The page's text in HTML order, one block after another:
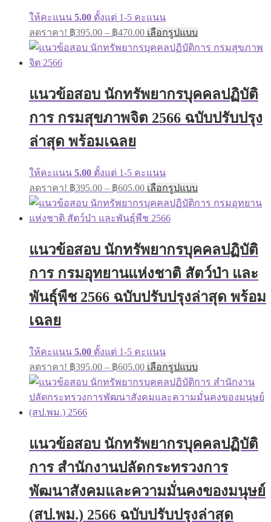
ให้คะแนน 5.00 ตั้งแต่ 1-5 คะแนน
ลดราคา! ฿395.00 – ฿470.00Price
range:
฿395.00
เลือกรูปแบบ
product
has
options
be
chosen
แนวข้อสอบ นักทรัพยากรบุคคลปฏิบัติ
การ กรมสุขภาพจิต 2566 ฉบับปรับปรุง
ล่าสุด พร้อมเฉลย
ให้คะแนน 5.00 ตั้งแต่ 1-5 คะแนน
ลดราคา! ฿395.00 – ฿605.00Price
range:
฿395.00
through
เลือกรูปแบบ
product
has
options
be
chosen
on
the
แนวข้อสอบ นักทรัพยากรบุคคลปฏิบัติ
การ กรมอุทยานแห่งชาติ สัตว์ป่า และ
พันธุ์พืช 2566 ฉบับปรับปรุงล่าสุด พร้อม
เฉลย
ให้คะแนน 5.00 ตั้งแต่ 1-5 คะแนน
ลดราคา! ฿395.00 – ฿605.00Price
range:
฿395.00
through
เลือกรูปแบบ
product
has
multiple
may
be
chosen
on
product
page
แนวข้อสอบ นักทรัพยากรบุคคลปฏิบัติ
การ สำนักงานปลัดกระทรวงการ
พัฒนาสังคมและความมั่นคงของมนุษย์
(สป.พม.) 2566 ฉบับปรับปรุงล่าสุด